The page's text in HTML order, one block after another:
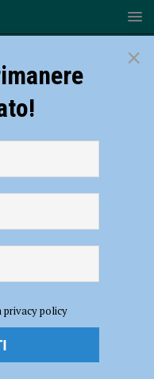
dai rapinatori, trascinati
a Bettola:
×
privacy policy